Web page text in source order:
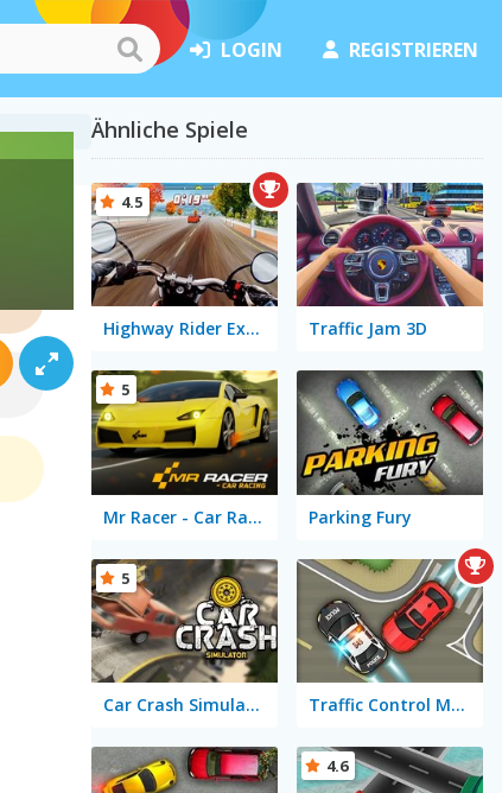
LOGIN REGISTRIEREN
Ähnliche Spiele
Highway Rider Extreme
4.5
Traffic Jam 3D
Mr Racer - Car Racing
5
Parking Fury
Car Crash Simulator
5
Traffic Control Mobile
4.6